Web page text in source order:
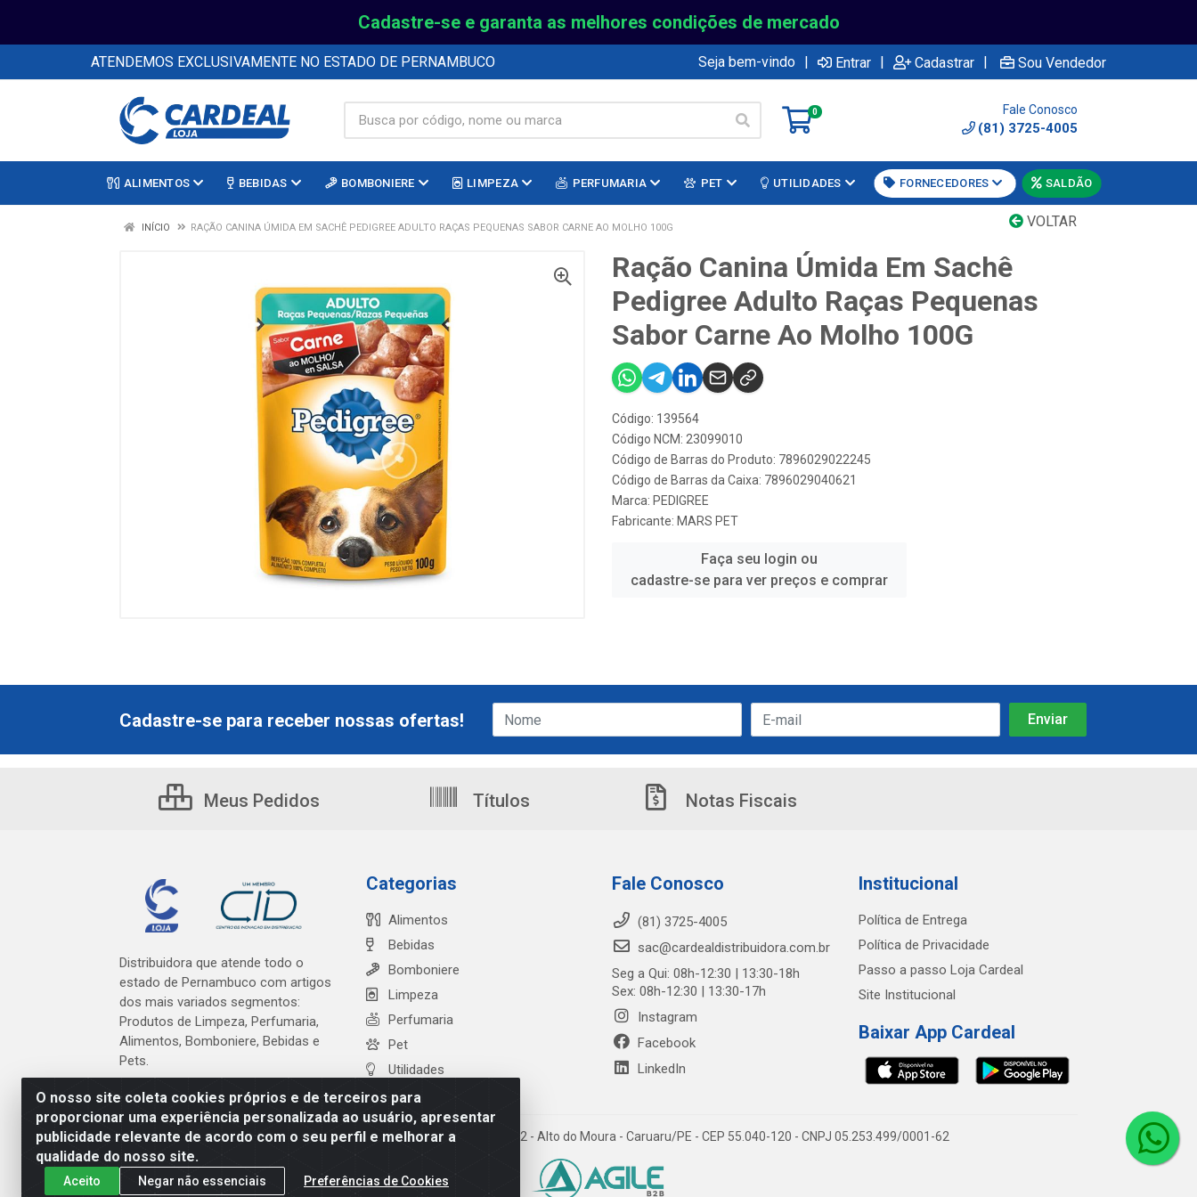
Cadastre-se e garanta as melhores condições de mercado
ATENDEMOS EXCLUSIVAMENTE NO ESTADO DE PERNAMBUCO Seja bem-vindo | Entrar | Cadastrar | Sou Vendedor
0 Fale Conosco
(81) 3725-4005
ALIMENTOS BEBIDAS BOMBONIERE LIMPEZA PERFUMARIA PET UTILIDADES FORNECEDORES SALDÃO
VOLTAR
INÍCIO RAÇÃO CANINA ÚMIDA EM SACHÊ PEDIGREE ADULTO RAÇAS PEQUENAS SABOR CARNE AO MOLHO 100G
Ração Canina Úmida Em Sachê
Pedigree Adulto Raças Pequenas
Sabor Carne Ao Molho 100G
Código: 139564
Código NCM: 23099010
Código de Barras do Produto: 7896029022245
Código de Barras da Caixa: 7896029040621
Marca: PEDIGREE
Fabricante: MARS PET
Faça seu login ou
cadastre-se para ver preços e comprar
O nosso site coleta cookies próprios e de terceiros para
proporcionar uma experiência personalizada ao usuário, apresentar
publicidade relevante de acordo com o seu perfil e melhorar a
qualidade do nosso site.
Aceito Negar não essenciais Preferências de Cookies
Cadastre-se para receber nossas ofertas!
Meus Pedidos Títulos Notas Fiscais
Distribuidora que atende todo o
estado de Pernambuco com artigos
dos mais variados segmentos:
Produtos de Limpeza, Perfumaria,
Alimentos, Bomboniere, Bebidas e
Pets.
Categorias
Alimentos
Bebidas
Bomboniere
Limpeza
Perfumaria
Pet
Utilidades
Fale Conosco
(81) 3725-4005
sac@cardealdistribuidora.com.br
Seg a Qui: 08h-12:30 | 13:30-18h
Sex: 08h-12:30 | 13:30-17h
Instagram
Facebook
LinkedIn
Institucional
Política de Entrega
Política de Privacidade
Passo a passo Loja Cardeal
Site Institucional
Baixar App Cardeal
Cardeal Distribuidora - Estrada Alto do Moura, 582 - Alto do Moura - Caruaru/PE - CEP 55.040-120 - CNPJ 05.253.499/0001-62